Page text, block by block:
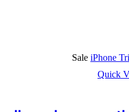
Sale
Quick